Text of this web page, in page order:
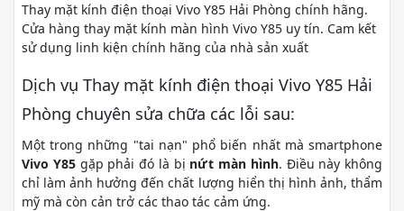
Thay mặt kính điện thoại Vivo Y85 Hải Phòng chính hãng.
Cửa hàng thay mặt kính màn hình Vivo Y85 uy tín. Cam kết
sử dụng linh kiện chính hãng của nhà sản xuất
Dịch vụ Thay mặt kính điện thoại Vivo Y85 Hải
Phòng chuyên sửa chữa các lỗi sau:
Một trong những "tai nạn" phổ biến nhất mà smartphone
Vivo Y85gặp phải đó là bị nứt màn hình. Điều này không
chỉ làm ảnh hưởng đến chất lượng hiển thị hình ảnh, thẩm
mỹ mà còn cản trở các thao tác cảm ứng.